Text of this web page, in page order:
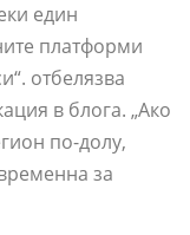
един
платформи
отбелязва
в блога. „Ако
по-долу,
за